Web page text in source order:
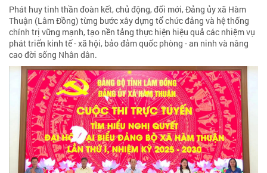
Phát huy tinh thần đoàn kết, chủ động, đổi mới, Đảng ủy xã Hàm
Thuận (Lâm Đồng) từng bước xây dựng tổ chức đảng và hệ thống
chính trị vững mạnh, tạo nền tảng thực hiện hiệu quả các nhiệm vụ
phát triển kinh tế - xã hội, bảo đảm quốc phòng - an ninh và nâng
cao đời sống Nhân dân.